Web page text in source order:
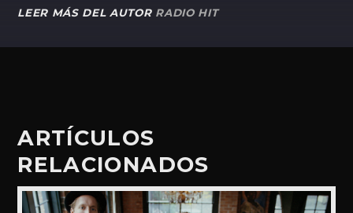
LEER MÁS DEL AUTOR RADIO HIT
ARTÍCULOS
RELACIONADOS